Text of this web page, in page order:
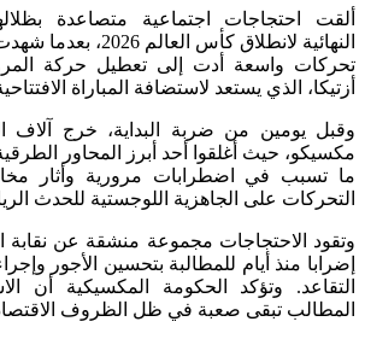
ألقت احتجاجات اجتماعية متصاعدة
النهائية لانطلاق كأس
تحركات واسعة أدت إلى تعطيل حركة
أزتيكا، الذي يستعد لاستضافة المباراة
وقبل يومين من ضربة البداية، خرج آلاف
مكسيكو، حيث أغلقوا أحد أبرز المحاور
ما تسبب في اضطرابات مرورية وأثار
التحركات على الجاهزية اللوجستية للحدث
وتقود الاحتجاجات مجموعة منشقة عن نقابة
إضرابا منذ أيام للمطالبة بتحسين الأجور
التقاعد. وتؤكد الحكومة المكسيكية أن
المطالب تبقى صعبة في ظل الظروف